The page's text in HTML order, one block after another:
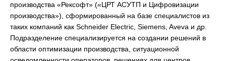
производства «Рексофт» («ЦРТ АСУТП и Цифровизации
производства»), сформированный на базе специалистов из
таких компаний как Schneider Electric, Siemens, Aveva и др.
Подразделение специализируется на создании решений в
области оптимизации производства, ситуационной